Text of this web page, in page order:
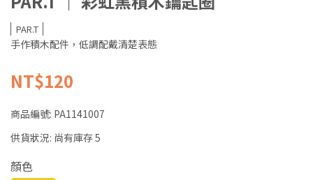
PAR.T
手作積木配件，低調配戴清楚表態
NT$120
商品編號: PA1141007
供貨狀況: 尚有庫存 5
顏色